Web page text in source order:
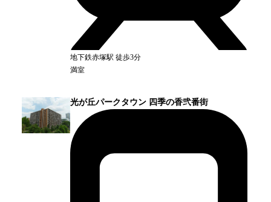
地下鉄赤塚駅 徒歩3分
満室
光が丘パークタウン 四季の香弐番街